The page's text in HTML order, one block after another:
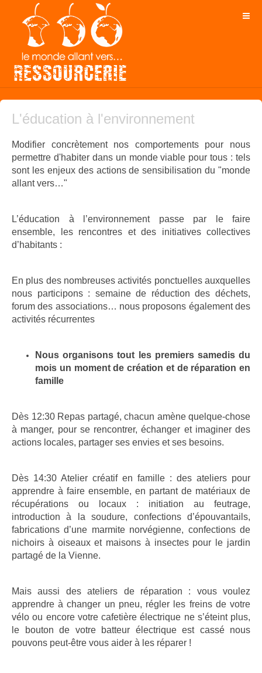
L'éducation à l'environnement
Modifier concrètement nos comportements pour nous
permettre d'habiter dans un monde viable pour tous : tels
sont les enjeux des actions de sensibilisation du "monde
allant vers…"
L’éducation à l’environnement passe par le faire
ensemble, les rencontres et des initiatives collectives
d’habitants :
En plus des nombreuses activités ponctuelles auxquelles
nous participons : semaine de réduction des déchets,
forum des associations… nous proposons également des
activités récurrentes
Nous organisons tout les premiers samedis du
mois un moment de création et de réparation en
famille
Dès 12:30 Repas partagé, chacun amène quelque-chose
à manger, pour se rencontrer, échanger et imaginer des
actions locales, partager ses envies et ses besoins.
Dès 14:30 Atelier créatif en famille : des ateliers pour
apprendre à faire ensemble, en partant de matériaux de
récupérations ou locaux : initiation au feutrage,
introduction à la soudure, confections d’épouvantails,
fabrications d’une marmite norvégienne, confections de
nichoirs à oiseaux et maisons à insectes pour le jardin
partagé de la Vienne.
Mais aussi des ateliers de réparation : vous voulez
apprendre à changer un pneu, régler les freins de votre
vélo ou encore votre cafetière électrique ne s’éteint plus,
le bouton de votre batteur électrique est cassé nous
pouvons peut-être vous aider à les réparer !